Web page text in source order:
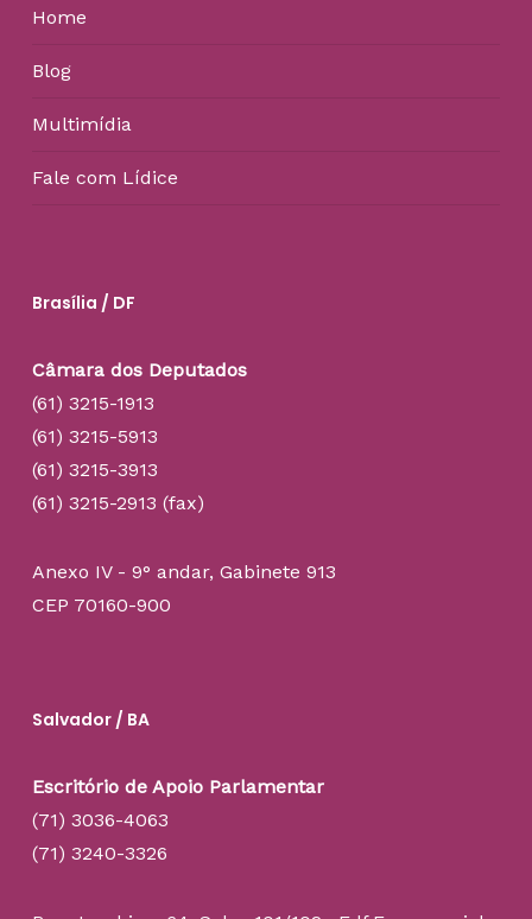
Home
Blog
Multimídia
Fale com Lídice
Brasília / DF
Câmara dos Deputados
(61) 3215-1913
(61) 3215-5913
(61) 3215-3913
(61) 3215-2913 (fax)
Anexo IV - 9° andar, Gabinete 913
CEP 70160-900
Salvador / BA
Escritório de Apoio Parlamentar
(71) 3036-4063
(71) 3240-3326